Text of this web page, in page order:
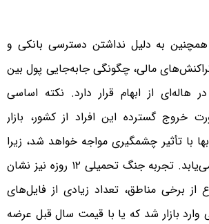
همچنین به دلیل نداشتن دسترسی بانکی و
مالی، چگونگی جابه‌جایی پول بین
هاله‌ای از ابهام قرار دارد. نکته اساسی
خروج گسترده این افراد از کشور، بازار
با تأثیر چشمگیری مواجه خواهد شد، زیرا
عرضه فایل افزایش می‌یابد. تجربه جنگ تحمیلی ۱۲ روزه نیز نشان
از برخی مناطق، تعداد زیادی از فایل‌های
وارد بازار شد که یا با قیمت سال قبل عرضه